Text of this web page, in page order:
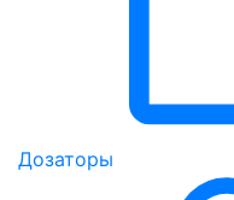
Дозаторы